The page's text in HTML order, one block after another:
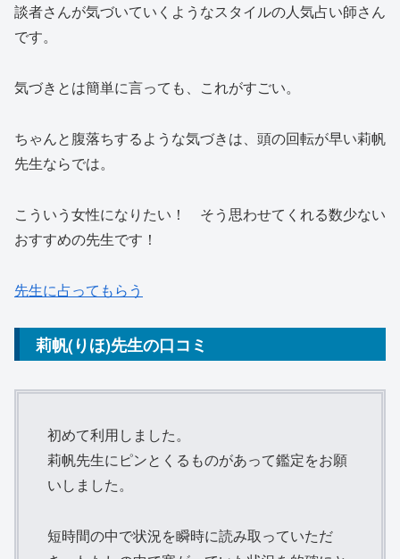
談者さんが気づいていくようなスタイルの人気占い師さん
です。
気づきとは簡単に言っても、これがすごい。
ちゃんと腹落ちするような気づきは、頭の回転が早い莉帆
先生ならでは。
こういう女性になりたい！ そう思わせてくれる数少ない
おすすめの先生です！
先生に占ってもらう
莉帆(りほ)先生の口コミ
初めて利用しました。
莉帆先生にピンとくるものがあって鑑定をお願
いしました。
短時間の中で状況を瞬時に読み取っていただ